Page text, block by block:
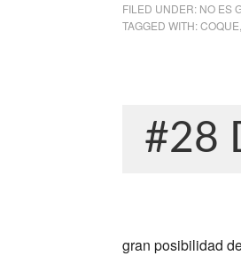
FILED UNDER: NO ES
TAGGED WITH:COQUE
#28
gran posibilidad